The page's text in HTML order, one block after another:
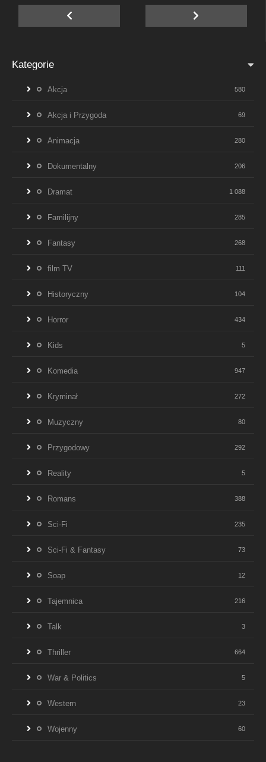
Kategorie
Akcja 580
Akcja i Przygoda 69
Animacja 280
Dokumentalny 206
Dramat 1 088
Familijny 285
Fantasy 268
film TV 111
Historyczny 104
Horror 434
Kids 5
Komedia 947
Kryminał 272
Muzyczny 80
Przygodowy 292
Reality 5
Romans 388
Sci-Fi 235
Sci-Fi & Fantasy 73
Soap 12
Tajemnica 216
Talk 3
Thriller 664
War & Politics 5
Western 23
Wojenny 60